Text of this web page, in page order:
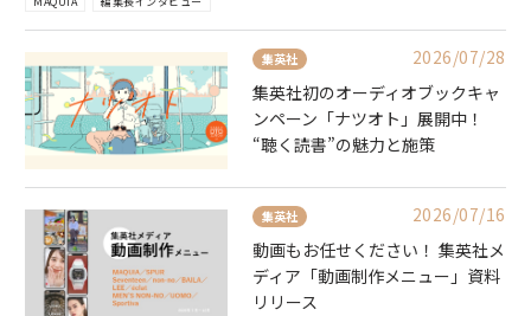
集英社
2026/07/28
集英社初のオーディオブックキャ
ンペーン「ナツオト」展開中！
“聴く読書”の魅力と施策
集英社
2026/07/16
動画もお任せください！ 集英社メ
ディア「動画制作メニュー」資料
リリース